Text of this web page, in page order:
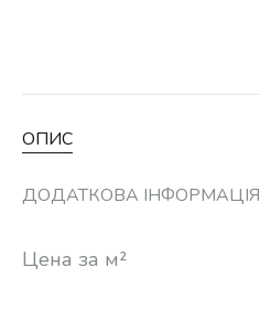
ОПИС
ДОДАТКОВА ІНФОРМАЦІЯ
Цена за м²